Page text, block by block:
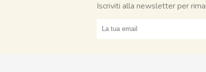
Iscriviti alla newsletter per